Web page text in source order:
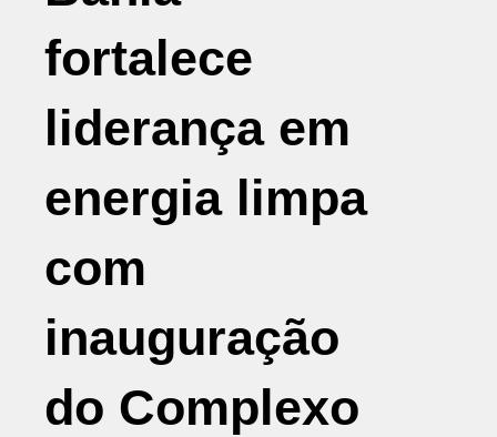
fortalece
liderança em
energia limpa
com
inauguração
do Complexo